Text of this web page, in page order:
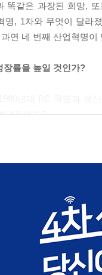
똑같은 과장된 희망,
명, 1차와 무엇이 달라
연 네 번째 산업혁명이
장률을 높일 것인가?
년대 PC 혁명과 생
명적인가?
능가할 것인가?
이 운전할 필요가 없어
계까지 왔을까? | 완
의 협업 | 자율주행 드
발전을 이루어낼 수 있